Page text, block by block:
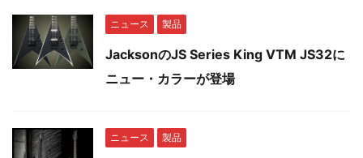
ニュース 製品
JacksonのJS Series King VTM JS32に
ニュー・カラーが登場
ニュース 製品